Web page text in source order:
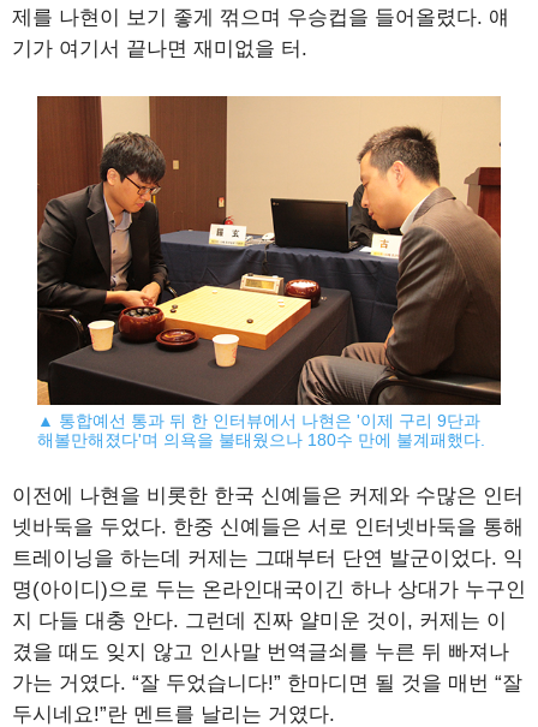
제를 나현이 보기 좋게 꺾으며 우승컵을 들어올렸다. 얘
기가 여기서 끝나면 재미없을 터.
▲ 통합예선 통과 뒤 한 인터뷰에서 나현은 '이제 구리 9단과
해볼만해졌다'며 의욕을 불태웠으나 180수 만에 불계패했다.
이전에 나현을 비롯한 한국 신예들은 커제와 수많은 인터
넷바둑을 두었다. 한중 신예들은 서로 인터넷바둑을 통해
트레이닝을 하는데 커제는 그때부터 단연 발군이었다. 익
명(아이디)으로 두는 온라인대국이긴 하나 상대가 누구인
지 다들 대충 안다. 그런데 진짜 얄미운 것이, 커제는 이
겼을 때도 잊지 않고 인사말 번역글쇠를 누른 뒤 빠져나
가는 거였다. “잘 두었습니다!” 한마디면 될 것을 매번 “잘
두시네요!”란 멘트를 날리는 거였다.